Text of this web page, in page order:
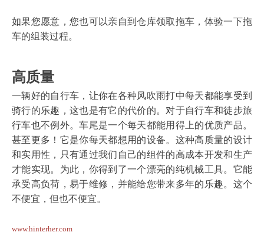
如果您愿意，您也可以亲自到仓库领取拖车，体验一下拖
车的组装过程。
高质量
一辆好的自行车，让你在各种风吹雨打中每天都能享受到
骑行的乐趣，这也是有它的代价的。对于自行车和徒步旅
行车也不例外。车尾是一个每天都能用得上的优质产品。
甚至更多！它是你每天都想用的设备。这种高质量的设计
和实用性，只有通过我们自己的组件的高成本开发和生产
才能实现。为此，你得到了一个漂亮的纯机械工具。它能
承受高负荷，易于维修，并能给您带来多年的乐趣。这个
不便宜，但也不便宜。
www.hinterher.com